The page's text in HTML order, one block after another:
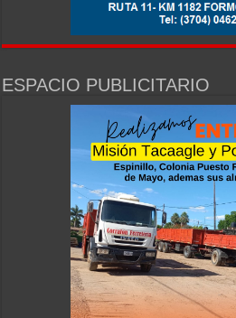
ESPACIO PUBLICITARIO